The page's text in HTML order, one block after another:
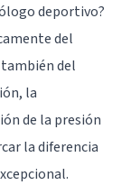
deportivo?
del
del
la
de la presión
la diferencia